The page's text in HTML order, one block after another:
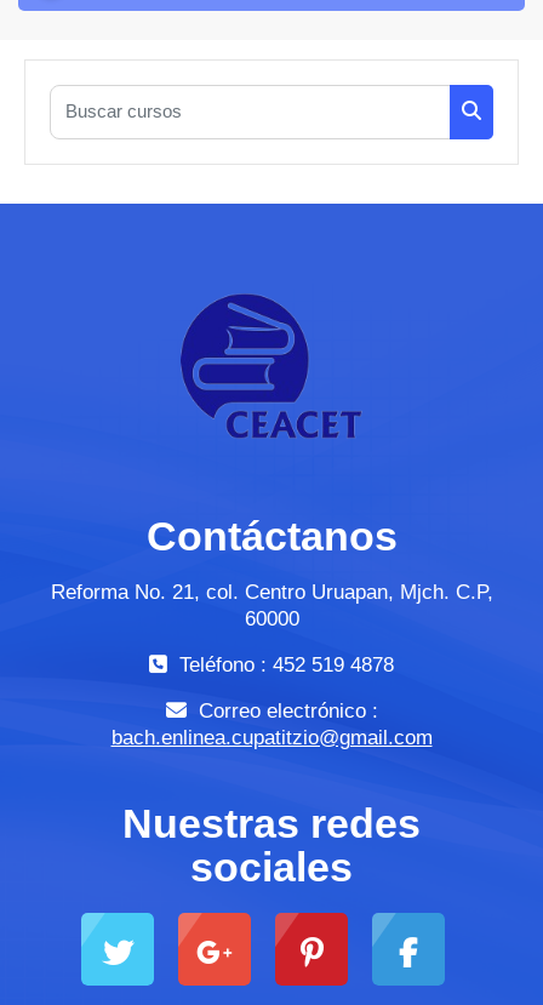
Buscar cursos
Buscar
Contáctanos
Reforma No. 21, col. Centro Uruapan, Mjch. C.P,
60000
Teléfono : 452 519 4878
Correo electrónico :
bach.enlinea.cupatitzio@gmail.com
Nuestras redes
sociales